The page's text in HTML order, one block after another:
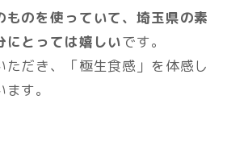
ものを使っていて、埼玉県の素
にとっては嬉しいです。
ただき、「極生食感」を体感し
す。